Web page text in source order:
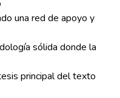
una red de apoyo y
sólida donde la
principal del texto